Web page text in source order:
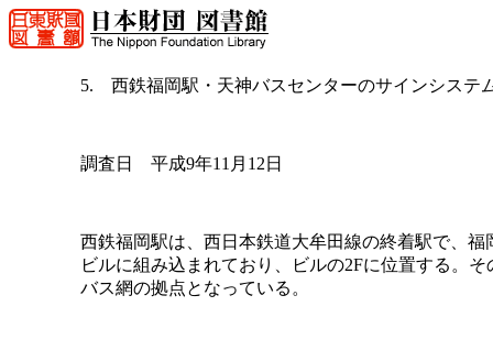
5. 西鉄福岡駅・天神バスセンターのサインシステ
調査日 平成9年11月12日
西鉄福岡駅は、西日本鉄道大牟田線の終着駅で、
ビルに組み込まれており、ビルの2Fに位置する。
バス網の拠点となっている。